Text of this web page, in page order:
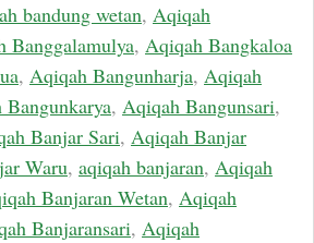
bandung wetan, Aqiqah
Banggalamulya, Aqiqah Bangkaloa
, Aqiqah Bangunharja, Aqiqah
, Aqiqah Bangunsari,
Banjar Sari, Aqiqah Banjar
Waru, aqiqah banjaran, Aqiqah
Banjaran Wetan, Aqiqah
Banjaransari, Aqiqah